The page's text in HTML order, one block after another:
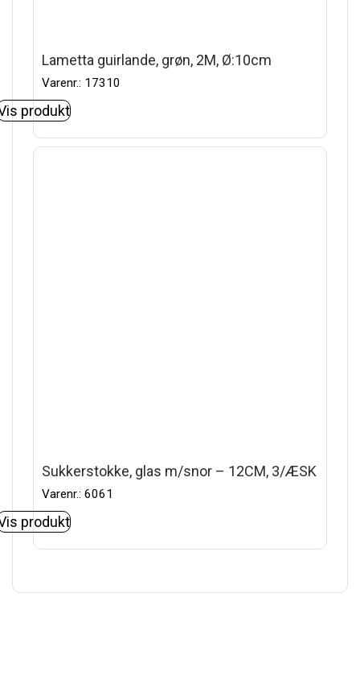
Lametta guirlande, grøn, 2M, Ø:10cm
Varenr.: 17310
produkt
Sukkerstokke, glas m/snor – 12CM, 3/ÆSK
Varenr.: 6061
produkt